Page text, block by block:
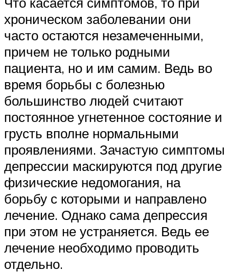
хроническом заболевании они
часто остаются незамеченными,
причем не только родными
пациента, но и им самим. Ведь во
время борьбы с болезнью
большинство людей считают
постоянное угнетенное состояние и
грусть вполне нормальными
проявлениями. Зачастую симптомы
депрессии маскируются под другие
физические недомогания, на
борьбу с которыми и направлено
лечение. Однако сама депрессия
при этом не устраняется. Ведь ее
лечение необходимо проводить
отдельно.